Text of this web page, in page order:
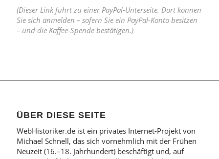
(Dieser Link führt zu einer PayPal-Unterseite. Dort können
Sie sich anmelden – sofern Sie ein PayPal-Konto besitzen
– und die Kaffee-Spende bestätigen.)
ÜBER DIESE SEITE
WebHistoriker.de ist ein privates Internet-Projekt von
Michael Schnell, das sich vornehmlich mit der Frühen
Neuzeit (16.–18. Jahrhundert) beschäftigt und, auf